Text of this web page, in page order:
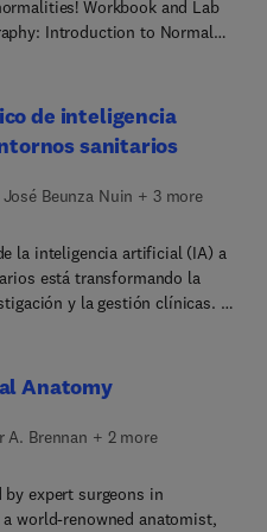
Workbook and Lab
Introduction to Normal
review tools to help you
and physiology.
aligned with the latest
unlabeled images for
manual effectively
pathology in
courses.
de inteligencia
sanitarios
Beunza Nuin + 3 more
la inteligencia artificial (IA) a
está transformando la
y la gestión clínicas. La
que integra el análisis de
de datos, la computación en la
de dispositivos (internet of
y la gestión de
real. En el centro de esta
el aprendizaje automático
la IA generativa y los
Anatomy
A. Brennan + 2 more
expert surgeons in
world-renowned anatomist,